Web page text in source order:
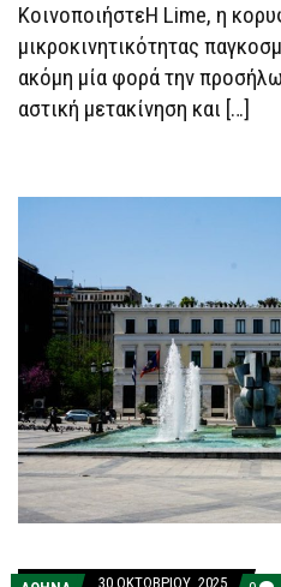
ΚοινοποιήστεΗ Lime, η
μικροκινητικότητας
ακόμη μία φορά την
αστική μετακίνηση και […]
30 ΟΚΤΩΒΡΊΟΥ, 2025